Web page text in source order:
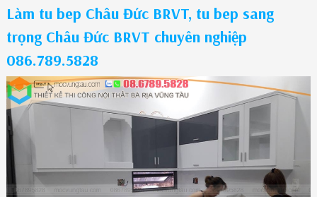
Làm tu bep Châu Đức BRVT, tu bep sang
trọng Châu Đức BRVT chuyên nghiệp
086.789.5828